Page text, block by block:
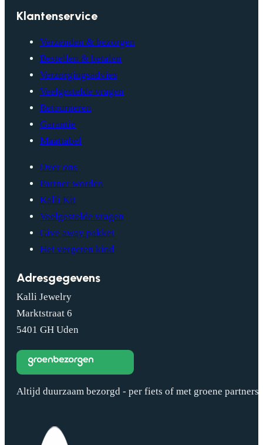
Klantenservice
Verzenden & bezorgen
Bestellen & betalen
Verzorgingsadvies
Veelgestelde vragen
Retourneren
Garantie
Maattabel
Over ons
Partner worden
Kalli Kit
Veelgestelde vragen
Give away pakket
Het vergeten kind
Adresgegevens
Kalli Jewelry
Marktstraat 6
5401 GH Uden
Altijd duurzaam bezorgd - per fiets of met groene partners